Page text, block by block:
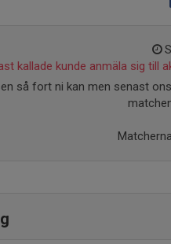
kallade kunde anmäla sig till
så fort ni kan men senast